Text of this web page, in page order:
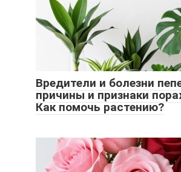
Вредители и болезни
причины и признаки
Как помочь растению?